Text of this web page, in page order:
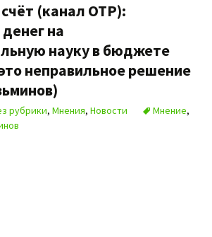
счёт (канал ОТР):
на
науку в бюджете
неправильное решение
рубрики, Мнения, Новости Мнение,